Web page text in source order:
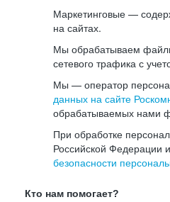
Маркетинговые —
на сайтах.
Мы обрабатываем
сетевого трафика с
Мы — оператор
данных на сайте
обрабатываемых нами
При обработке
Российской Федерации и
безопасности
Кто нам помогает?